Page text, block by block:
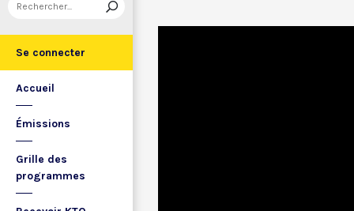
Se connecter
Accueil
Émissions
Grille des
programmes